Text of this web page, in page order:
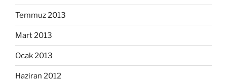
Temmuz 2013
Mart 2013
Ocak 2013
Haziran 2012